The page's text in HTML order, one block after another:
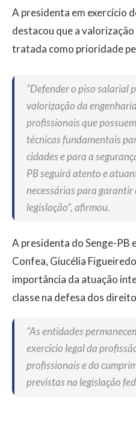
A presidenta em exercício
destacou que a
tratada como prioridade
“Defender o piso salarial
valorização da
profissionais que
técnicas fundamentais
cidades e para a
PB seguirá atento e
necessárias para
legislação”, afirmou.
A presidenta do Senge-PB
Confea, Giucélia
importância da atuação
classe na defesa dos
“As entidades
exercício legal da
profissionais e do
previstas na legislação